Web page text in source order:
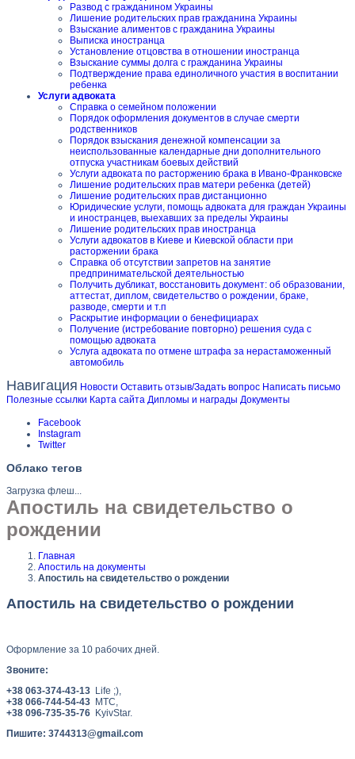
Развод с гражданином Украины
Лишение родительских прав гражданина Украины
Взыскание алиментов с гражданина Украины
Выписка иностранца
Установление отцовства в отношении иностранца
Взыскание суммы долга с гражданина Украины
Подтверждение права единоличного участия в воспитании
ребенка
Услуги адвоката
Справка о семейном положении
Порядок оформления документов в случае смерти
родственников
Порядок взыскания денежной компенсации за
неиспользованные календарные дни дополнительного
отпуска участникам боевых действий
Услуги адвоката по расторжению брака в Ивано-Франковске
Лишение родительских прав матери ребенка (детей)
Лишение родительских прав дистанционно
Юридические услуги, помощь адвоката для граждан Украины
и иностранцев, выехавших за пределы Украины
Лишение родительских прав иностранца
Услуги адвокатов в Киеве и Киевской области при
расторжении брака
Справка об отсутствии запретов на занятие
предпринимательской деятельностью
Получить дубликат, восстановить документ: об образовании,
аттестат, диплом, свидетельство о рождении, браке,
разводе, смерти и т.п
Раскрытие информации о бенефициарах
Получение (истребование повторно) решения суда с
помощью адвоката
Услуга адвоката по отмене штрафа за нерастаможенный
автомобиль
Навигация Новости Оставить отзыв/Задать вопрос Написать письмо
Полезные ссылки Карта сайта Дипломы и награды Документы
Facebook
Instagram
Twitter
Облако тегов
Загрузка флеш...
Апостиль на свидетельство о
рождении
Главная
Апостиль на документы
Апостиль на свидетельство о рождении
Апостиль на свидетельство о рождении
Оформление за 10 рабочих дней.
Звоните:
+38 063-374-43-13 Life ;),
+38 066-744-54-43 MTC,
+38 096-735-35-76 KyivStar.
Пишите: 3744313@gmail.com